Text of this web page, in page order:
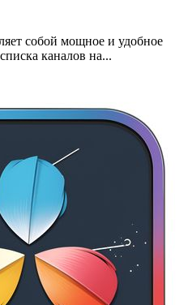
собой мощное и удобное
каналов на...